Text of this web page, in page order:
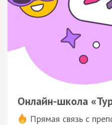
Онлайн-школа
Прямая связь с